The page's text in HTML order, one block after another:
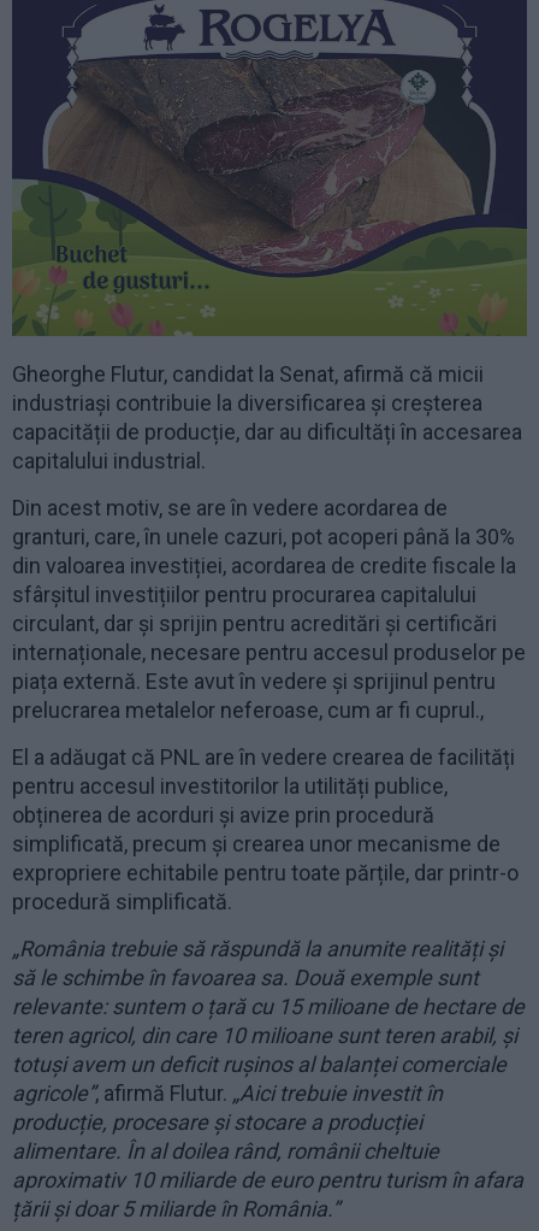
Gheorghe Flutur, candidat la Senat, afirmă că micii
industriași contribuie la diversificarea și creșterea
capacității de producție, dar au dificultăți în accesarea
capitalului industrial.
Din acest motiv, se are în vedere acordarea de
granturi, care, în unele cazuri, pot acoperi până la 30%
din valoarea investiției, acordarea de credite fiscale la
sfârșitul investițiilor pentru procurarea capitalului
circulant, dar și sprijin pentru acreditări și certificări
internaționale, necesare pentru accesul produselor pe
piața externă. Este avut în vedere și sprijinul pentru
prelucrarea metalelor neferoase, cum ar fi cuprul.,
El a adăugat că PNL are în vedere crearea de facilități
pentru accesul investitorilor la utilități publice,
obținerea de acorduri și avize prin procedură
simplificată, precum și crearea unor mecanisme de
expropriere echitabile pentru toate părțile, dar printr-o
procedură simplificată.
„România trebuie să răspundă la anumite realități și
să le schimbe în favoarea sa. Două exemple sunt
relevante: suntem o țară cu 15 milioane de hectare de
teren agricol, din care 10 milioane sunt teren arabil, și
totuși avem un deficit rușinos al balanței comerciale
agricole”, afirmă Flutur. „Aici trebuie investit în
producție, procesare și stocare a producției
alimentare. În al doilea rând, românii cheltuie
aproximativ 10 miliarde de euro pentru turism în afara
țării și doar 5 miliarde în România.”